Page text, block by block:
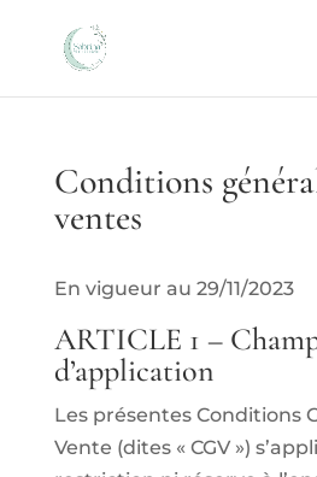
Conditions
ventes
En vigueur au 29/11/2023
ARTICLE 1 –
d’application
Les présentes Conditions
Vente (dites « CGV »)